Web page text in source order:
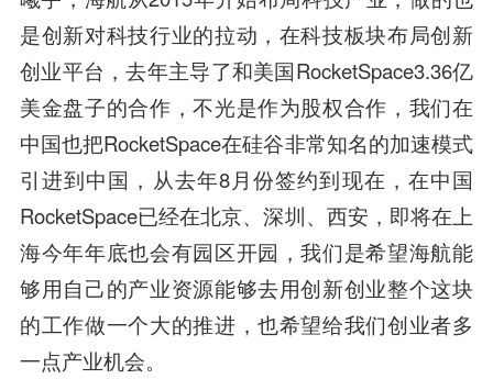
是创新对科技行业的拉动，在科技板块布局创新
创业平台，去年主导了和美国RocketSpace3.36亿
美金盘子的合作，不光是作为股权合作，我们在
中国也把RocketSpace在硅谷非常知名的加速模式
引进到中国，从去年8月份签约到现在，在中国
RocketSpace已经在北京、深圳、西安，即将在上
海今年年底也会有园区开园，我们是希望海航能
够用自己的产业资源能够去用创新创业整个这块
的工作做一个大的推进，也希望给我们创业者多
一点产业机会。